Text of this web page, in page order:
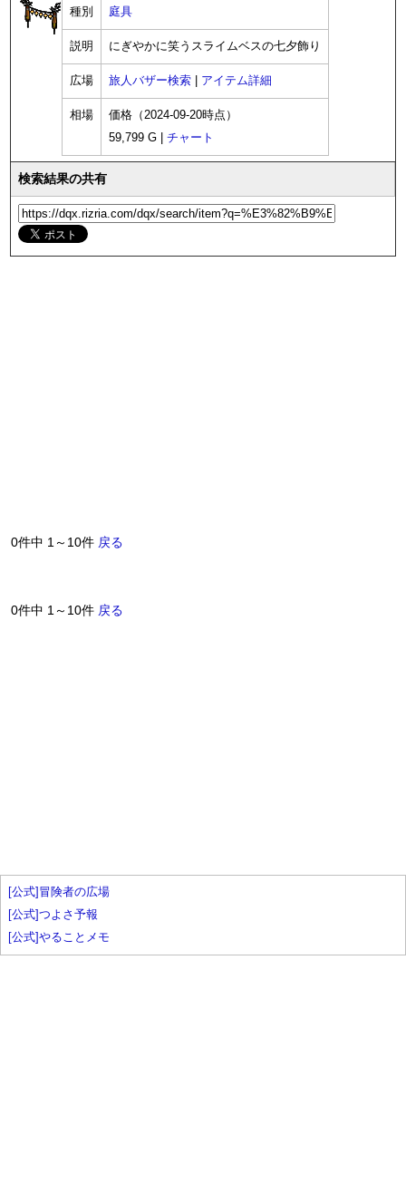
種別 庭具
説明 にぎやかに笑うスライムベスの七夕飾り
広場 旅人バザー検索 アイテム詳細
相場
価格（2024-09-20時点）
59,799 G | チャート
検索結果の共有
0件中 1～10件 戻る
0件中 1～10件 戻る
[公式]冒険者の広場
[公式]つよさ予報
[公式]やることメモ